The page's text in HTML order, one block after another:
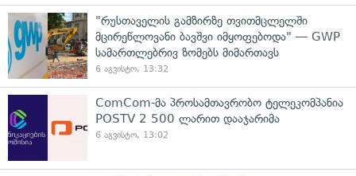
"რუსთაველის გამზირზე თვითმცლელში
მცირეწლოვანი ბავშვი იმყოფებოდა" — GWP
სამართლებრივ ზომებს მიმართავს
6 აგვისტო, 13:32
ComCom-მა პროსამთავრობო ტელეკომპანია
POSTV 2 500 ლარით დააჯარიმა
6 აგვისტო, 13:02